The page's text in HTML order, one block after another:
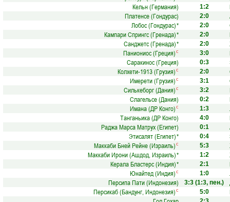
Кельн (Германия)
1:2
Платенсе (Гондурас)
2:0
Лобос (Гондурас)* 2:0
Кампари Спрингс (Гренада)* 2:0
Санджетс (Гренада)* 2:0
Паниониос (Греция) с 3:0
Саракинос (Греция)
0:3
Колхети-1913 (Грузия) с 2:0
Имерети (Грузия) с 3:1
Силькеборг (Дания) с 3:2
Слагельсе (Дания)
0:2
Имана (ДР Конго) с 1:3
Танганьика (ДР Конго)
4:0
Раджа Марса Матрух (Египет)
0:1
Этисалят (Египет)* 0:4
Маккаби Бней Рейне (Израиль) с 5:3
Маккаби Ирони (Ашдод, Израиль)* 1:2
Керала Бластерс (Индия)* 2:1
Юнайтед (Индия) с 1:0
Персипа Пати (Индонезия)
3:3 (1:3, пен.)
Персикаб (Бандунг, Индонезия) с 5:0